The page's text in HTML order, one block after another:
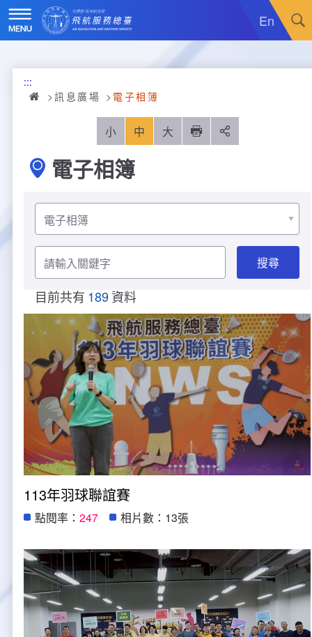
跳
到
主
要
En
最新消息
採購公告
就業資訊
活動訊息
電子相簿
RSS訂閱
關於我們
組織沿革
組織架構
業務職掌
編制及預算員額
首長介紹
五十週年紀念專區
五十週年紀念影片
五十週年紀念專刊
回顧照片展
近10年活動成果及花絮
新聞稿
臺慶茶會照片及花絮
新聞報導
如何加入我們
服務範疇
飛航管制
服務介紹
服務進化史
飛航情報
服務介紹
服務進化史
航空氣象
服務介紹
服務進化史
航空通信
服務介紹
服務進化史
航空電子
服務介紹
服務進化史
安全管理
安全管理介紹
安全管理進化史
重大施政計畫
重大施政計畫
統計資訊
年統計資訊
管制架次統計
月統計資訊
桃園機場航班分時統計
便民服務
意見交流
人民陳情
意見信箱
總臺長與民有約
民意論壇
問卷調查
線上申辦
參訪申請
氣象資料申辦
資料開放
氣象報文歷史資料
航空氣象曙暮光資訊
常見問答
雙語詞彙
無障礙服務
無障礙設施
辦公室樓層分配圖
業務宣導
宣導短片
相關連結
交通部暨所屬機關
國內機場
航空公司
飛航服務相關網站
宣導網站
專區服務
塔臺園區新建工程專區
計畫簡介
設計概念
建築工程
塔臺自動化系統
公共藝術設置
其他
主動公開資訊
法律、法規及行政規則
行政指導有關文書
施政計畫
業務統計
研究報告
公務出國報告
預算與決算書
為民服務考核專區
提升服務品質執行辦法
績效業務實施計畫
推行電話禮貌運動實施計畫
執行績效
問卷調查結果
性別平等專區
相關法規
CEDAW專區
相關解釋
相關連結
性別統計
檔案管理專區
機關檔案目錄查詢
檔案法令規章
檔案年度計畫
檔案應用服務
政風園地
政風宣導
廉政會報專區
陽光法案專區
公共藝術專區
行政作業專區
新進同仁表格填寫
:::
訊息廣場
電子相簿
小 中 大 列印
電子相簿
分
類
請
輸
入
關
鍵
字
目前共有 189資料
113年羽球聯誼賽
點閱率： 247 相片數：13張